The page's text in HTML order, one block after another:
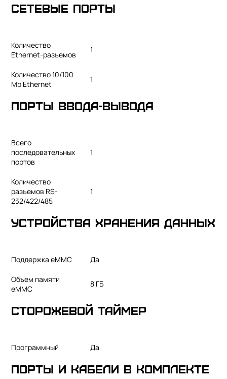
Сетевые порты
Количество
Ethernet-разъемов
1
Количество 10/100
Mb Ethernet
1
Порты ввода-вывода
Всего
последовательных
портов
1
Количество
разъемов RS-
232/422/485
1
Устройства хранения данных
Поддержка eMMC Да
Объем памяти
eMMС
8 ГБ
Сторожевой таймер
Программный Да
Порты и кабели в комплекте